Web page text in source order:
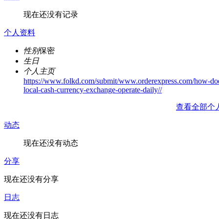
现在还没有记录
个人资料
性别保密
生日
个人主页
https://www.folkd.com/submit/www.orderexpress.com/how-
local-cash-currency-exchange-operate-daily//
查看全部个
动态
现在还没有动态
分享
现在还没有分享
日志
现在还没有日志